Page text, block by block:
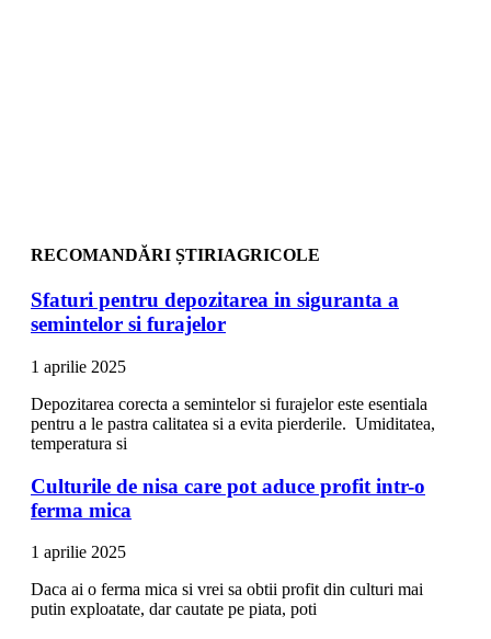
RECOMANDĂRI ȘTIRIAGRICOLE
Sfaturi pentru depozitarea in siguranta a
semintelor si furajelor
1 aprilie 2025
Depozitarea corecta a semintelor si furajelor este esentiala
pentru a le pastra calitatea si a evita pierderile. Umiditatea,
temperatura si
Culturile de nisa care pot aduce profit intr-o
ferma mica
1 aprilie 2025
Daca ai o ferma mica si vrei sa obtii profit din culturi mai
putin exploatate, dar cautate pe piata, poti